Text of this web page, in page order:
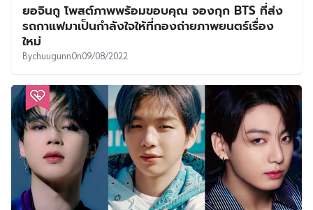
ยอจินกู โพสต์ภาพพร้อมขอบคุณ จองกุก BTS ที่ส่ง
รถกาแฟมาเป็นกำลังใจให้ที่กองถ่ายภาพยนตร์เรื่อง
ใหม่
BychuugunnOn09/08/2022